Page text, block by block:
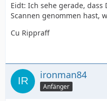
Eidt: Ich sehe gerade, dass
Scannen genommen hast,
Cu Rippraff
ironman84
Anfänger